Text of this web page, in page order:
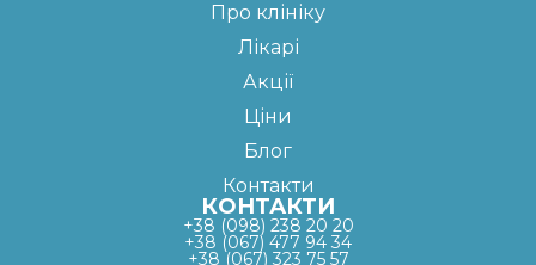
Про клініку
Лікарі
Акції
Ціни
Блог
Контакти
КОНТАКТИ
+38 (098) 238 20 20
+38 (067) 477 94 34
+38 (067) 323 75 57